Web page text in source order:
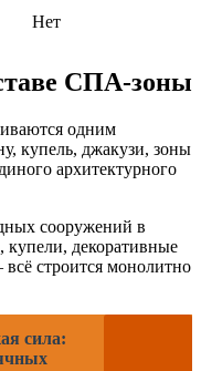
Нет
СПА-зоны
одним
купель, джакузи, зоны
архитектурного
сооружений в
купели, декоративные
строится монолитно
сила: